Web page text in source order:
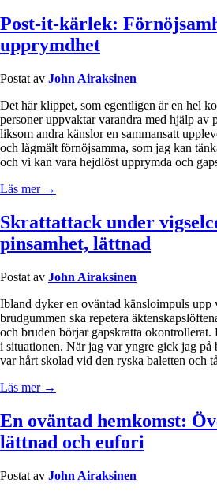
Post-it-kärlek:
upprymdhet
Postat av John Airaksinen
Det här klippet, som egentligen är en hel
personer uppvaktar varandra med hjälp av
liksom andra känslor en sammansatt
och lågmält förnöjsamma, som jag kan
och vi kan vara hejdlöst upprymda och
Läs mer →
Skrattattack under
pinsamhet, lättnad
Postat av John Airaksinen
Ibland dyker en oväntad känsloimpuls
brudgummen ska repetera
och bruden börjar gapskratta okontrollerat.
i situationen. När jag var yngre gick jag på
var hårt skolad vid den ryska baletten och
Läs mer →
En oväntad hemkomst:
lättnad och eufori
Postat av John Airaksinen